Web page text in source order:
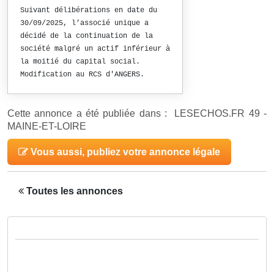
Suivant délibérations en date du
30/09/2025, l’associé unique a
décidé de la continuation de la
société malgré un actif inférieur à
la moitié du capital social.
Modification au RCS d'ANGERS.
Cette annonce a été publiée dans : LESECHOS.FR 49 -
MAINE-ET-LOIRE
Vous aussi, publiez votre annonce légale
Toutes les annonces